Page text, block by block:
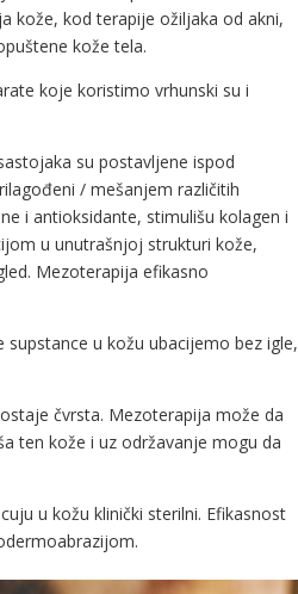
kože, kod terapije ožiljaka od akni,
kože tela.
koje koristimo vrhunski su i
su postavljene ispod
/ mešanjem različitih
i antioksidante, stimulišu kolagen i
u unutrašnjoj strukturi kože,
Mezoterapija efikasno
u kožu ubacijemo bez igle,
čvrsta. Mezoterapija može da
ten kože i uz održavanje mogu da
u kožu klinički sterilni. Efikasnost